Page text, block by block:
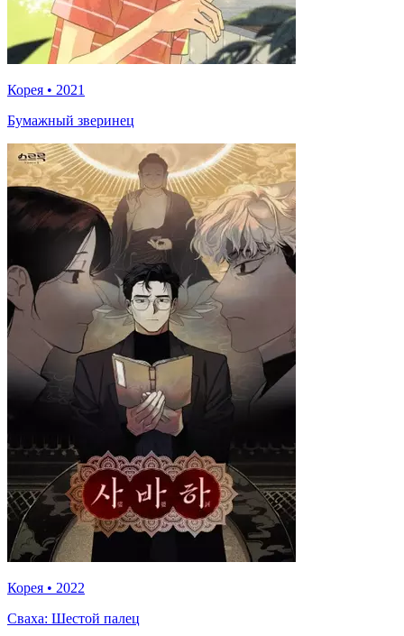
Корея • 2021
Бумажный зверинец
Корея • 2022
Сваха: Шестой палец